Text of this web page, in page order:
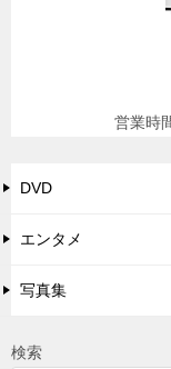
営業時
DVD
エンタメ
写真集
検索